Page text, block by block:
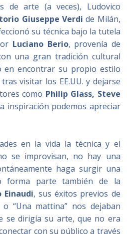
de arte (a veces), Ludovico
Giuseppe Verdi de Milán,
su técnica bajo la tutela
Luciano Berio, provenía de
una gran tradición cultural
en encontrar su propio estilo
visitar los EE.UU. y dejarse
como Philip Glass, Steve
inspiración podemos apreciar
en la vida la técnica y el
se improvisan, no hay una
haga surgir una
forma parte también de la
Einaudi, sus éxitos previos de
o “Una mattina” nos dejaban
se dirigía su arte, que no era
con su público a través